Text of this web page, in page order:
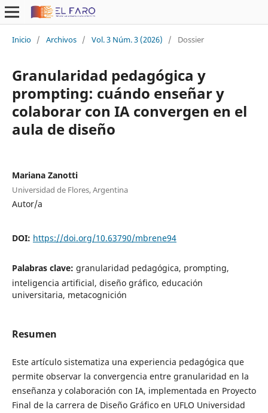
Inicio / Archivos / Vol. 3 Núm. 3 (2026) / Dossier
Granularidad pedagógica y
prompting: cuándo enseñar y
colaborar con IA convergen en el
aula de diseño
Mariana Zanotti
Universidad de Flores, Argentina
Autor/a
DOI: https://doi.org/10.63790/mbrene94
Palabras clave: granularidad pedagógica, prompting,
inteligencia artificial, diseño gráfico, educación
universitaria, metacognición
Resumen
Este artículo sistematiza una experiencia pedagógica que
permite observar la convergencia entre granularidad en la
enseñanza y colaboración con IA, implementada en Proyecto
Final de la carrera de Diseño Gráfico en UFLO Universidad